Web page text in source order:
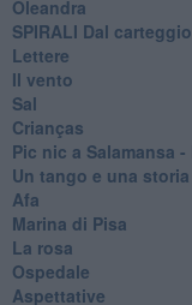
Oleandra
SPIRALI Dal
Lettere
Il vento
Sal
Crianças
Pic nic a Salamansa
Un tango e una storia
Afa
Marina di Pisa
La rosa
Ospedale
Aspettative